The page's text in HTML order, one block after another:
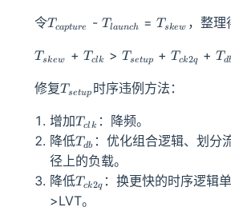
令T_{capture}
Tcapture - T_{launch}
Tlaunch = T_{skew}
Tskew ，整理
T_{skew}
Tskew + T_{clk}
Tclk > T_{setup}
Tsetup +T_{ck2q}
Tck2q + Td
修复T_{setup}
Tsetup 时序违例方法：
增加T_{clk}
Tclk ：降频。
降低T_{db}
Tdb ：优化组合逻辑、划分
径上的负载。
降低T_{ck2q}
Tck2q ：换更快的时序逻辑
>LVT。